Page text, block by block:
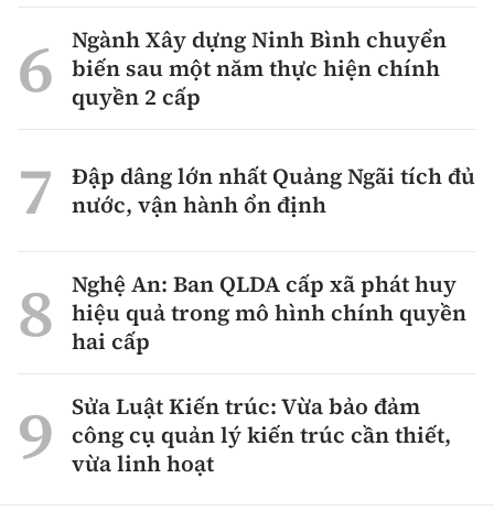
Ngành Xây dựng Ninh Bình chuyển
biến sau một năm thực hiện chính
quyền 2 cấp
Đập dâng lớn nhất Quảng Ngãi tích đủ
nước, vận hành ổn định
Nghệ An: Ban QLDA cấp xã phát huy
hiệu quả trong mô hình chính quyền
hai cấp
Sửa Luật Kiến trúc: Vừa bảo đảm
công cụ quản lý kiến trúc cần thiết,
vừa linh hoạt